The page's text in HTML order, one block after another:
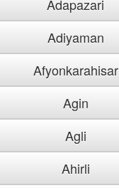
Adapazari
Adiyaman
Afyonkarahisar
Agin
Agli
Ahirli